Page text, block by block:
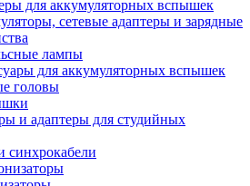
для аккумуляторных вспышек
сетевые адаптеры и зарядные
лампы
для аккумуляторных вспышек
головы
и адаптеры для студийных
синхрокабели